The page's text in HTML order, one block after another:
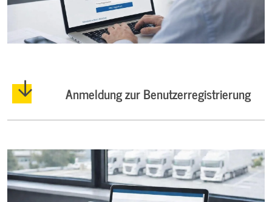
Anmeldung zur Benutzerregistrierung